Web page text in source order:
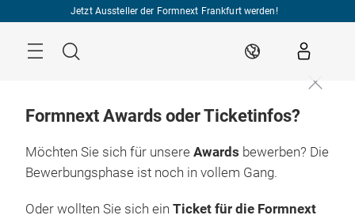
Jetzt Aussteller der Formnext Frankfurt werden!
Suche DE
Formnext Awards oder Ticketinfos?
Möchten Sie sich für unsere Awards bewerben? Die
Bewerbungsphase ist noch in vollem Gang.
Oder wollten Sie sich ein Ticket für die Formnext